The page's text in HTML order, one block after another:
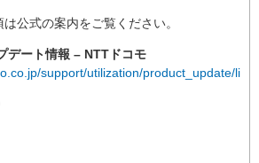
公式の案内をご覧ください。
デート情報 – NTTドコモ
support/utilization/product_update/list/